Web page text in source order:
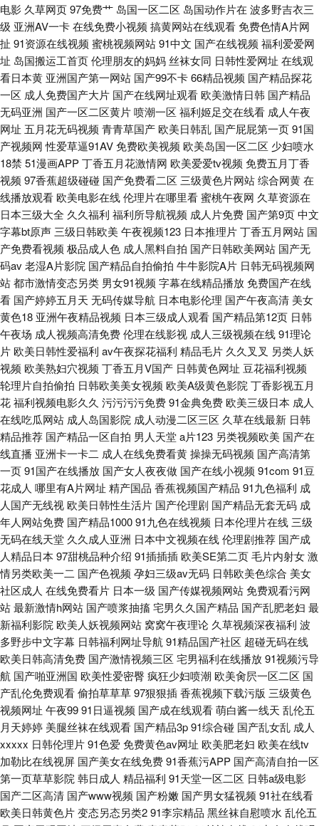
国产原创出厂电影 性爱探花 欧美国产国产激情 东京热AV网站导航 91豆花原
创 欧美最新精品一区 韩国性爱 91色情主站 色色综合日韩国产 国产午夜福利
av 91免费网站 色色啪啪91 精品久久97麻豆 91视频网页 婷婷她六月天最新
电影 久草网页97免费艹 岛国一区二区 岛国动作片在 波多野吉衣三
级 亚洲AV一卡在线免费小视频 搞黄网站在线观看免费色情A片网
扯 91资源在线视频 蜜桃视频网站91中文 国产在线视频 福利爱爱网
址 岛国搬运工首页伦理朋友的妈妈丝袜女同 日韩性爱网址 在线观
看日本黄 亚洲国产第一网站 国产99不卡66精品视频 国产精品探花
一区 成人免费国产大片 国产在线网址观看 欧美激情日韩 国产精品
无码亚洲 国产一区二区黄片喷潮一区 福利姬足交在线看 成人午夜
网址 五月花无码视频 青青草国产 欧美日韩乱 国产屁屁第一页91国
产视频网 性爱草逼91AV免费欧美视频 欧美岛国一区二区 少妇喷水
18禁 51漫画APP丁香五月花激情网 欧美爱爱tv视频 免费五月丁香
视频 97香蕉超级碰碰 国产免费看二区 三级黄色片网站综合网黄在
线播放观看 欧美电影在线伦理片在哪里看蜜桃午夜网 久草资源在
日本三级大全 久久福利 福利所导航视频 成人片免费 国产第9页中文
字幕bt原声 三级日韩欧美午夜视频123 日本推理片丁香五月网站 国
产免费看视频 极品成人色 成人黑料自拍 国产日韩欧美网站 国产无
码av老湿A片影院 国产精品自拍偷拍 牛牛影院A片 日韩无码视频网
站都市激情变态另类 男女91视频 字幕在线精品播放免费国产在线
看 国产婷婷五月天 无码传媒导航 日本电影伦理 国产午夜高清 美女
黄色18 亚洲午夜精品视频 日本三级成人观看 国产精品第12页 日韩
午夜场 成人视频高清免费伦理在线影视 成人三级视频在线91理论
片 欧美日韩性爱福利 av午夜探花福利 精品毛片 久久叉叉 另类人妖
视频 欧美熟妇穴视频 丁香五月V国产 日韩黄色网址 豆花福利视频
轮理片自拍偷拍 日韩欧美美女视频 欧美A级黄色影院 丁香影视五月
花福利视频电影久久 污污污污免费91金典免费 欧美三级日本 成人
在线吃瓜网站 成人岛国影院 成人动漫二区三区 久草在线最新 日韩
精品推荐 国产精品一区自拍 男人天堂a片123 另类视频欧美 国产在
线直播 亚洲卡一卡二 成人在线免费看黄操操无码视频 国产高清第
一页91国产在线播放 国产女人夜夜做 国产在线小视频 91com 91豆
花成人 哪里有A片网址 精产国品 香蕉视频国产精品 91九色福利 成
人国产无线视 欧美日韩性生活片 国产伦理剧 国产精品无套无码 成
年人网站免费 国产精品100091九色在线视频 日本伦理片在线 三级
无码在线天堂 久久成人亚洲 日本中文视频在线伦理剧推荐 国产成
人精品日本 97甜桃品种介绍 91插插插 欧美SE第二页毛片内射女激
情另类欧美一二 国产色视频 孕妇三级av无码 日韩欧美色综合 美女
社区成人 在线免费看片 日本一级 国产传媒视频网站免费观看污网
站最新激情h网站 国产喷浆抽搐宅男久久国产精品 国产乱肥老妇 最
新福利影院 欧美人妖视频网站 窝窝午夜理论 久草视频深夜福利 波
多野步中文字幕 日韩福利网址导航 91精品国产社区 超碰无码在线
欧美日韩高清免费 国产激情视频三区 宅男福利在线播放91视频污导
航 国产啪亚洲国 欧美性爱密臀疯狂少妇喷潮 欧美肏屄一区二区 国
产乱伦免费观看偷拍草草草97狠狠插香蕉视频下载污版 三级黄色
视频网址 午夜9991日逼视频 国产成在线观看萌白酱一线天 乱伦五
月天婷婷 美腿丝袜在线观看 国产精品3p91综合碰 国产乱女乱 成人
xxxxx 日韩伦理片91色爱免费黄色av网址 欧美肥老妇 欧美在线tv
加勒比在线视屏 国产美女在线免费91香蕉污APP 国产高清自拍一区
第一页草草影院 韩日成人 精品福利 91天堂一区二区 日韩a级电影
国产二区高清 国产www视频 国产粉嫩 国产男女猛视频 91社在线看
欧美日韩黄色片变态另态另类291李宗精品 黑丝袜自慰喷水 乱伦五